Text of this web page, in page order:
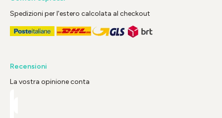
Spedizioni per l'estero calcolata al checkout
Recensioni
La vostra opinione conta